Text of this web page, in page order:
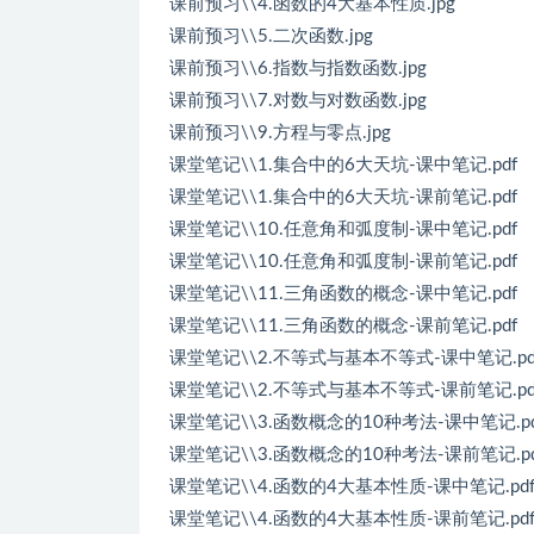
课前预习\\4.函数的4大基本性质.jpg
课前预习\\5.二次函数.jpg
课前预习\\6.指数与指数函数.jpg
课前预习\\7.对数与对数函数.jpg
课前预习\\9.方程与零点.jpg
课堂笔记\\1.集合中的6大天坑-课中笔记.pdf
课堂笔记\\1.集合中的6大天坑-课前笔记.pdf
课堂笔记\\10.任意角和弧度制-课中笔记.pdf
课堂笔记\\10.任意角和弧度制-课前笔记.pdf
课堂笔记\\11.三角函数的概念-课中笔记.pdf
课堂笔记\\11.三角函数的概念-课前笔记.pdf
课堂笔记\\2.不等式与基本不等式-课中笔记
课堂笔记\\2.不等式与基本不等式-课前笔记
课堂笔记\\3.函数概念的10种考法-课中笔记
课堂笔记\\3.函数概念的10种考法-课前笔记
课堂笔记\\4.函数的4大基本性质-课中笔记.pdf
课堂笔记\\4.函数的4大基本性质-课前笔记.pdf